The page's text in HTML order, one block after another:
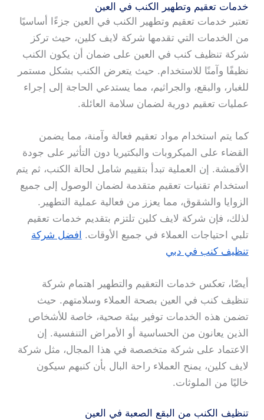
خدمات تعقيم وتطهير الكنب في العين
تعتبر خدمات تعقيم وتطهير الكنب في العين جزءًا أساسيًا
من الخدمات التي تقدمها شركة لايف كلين، حيث تركز
شركة تنظيف كنب في العين على ضمان أن يكون الكنب
نظيفًا وآمنًا للاستخدام. حيث يتعرض الكنب بشكل مستمر
للغبار، والبقع، والجراثيم، مما يستدعي الحاجة إلى إجراء
عمليات تعقيم دورية لضمان سلامة العائلة.
كما يتم استخدام مواد تعقيم فعالة وآمنة، مما يضمن
القضاء على الميكروبات والبكتيريا دون التأثير على جودة
الأقمشة. إن العملية تبدأ بتقييم شامل لحالة الكنب، ثم يتم
استخدام تقنيات تعقيم متقدمة لضمان الوصول إلى جميع
الزوايا والشقوق، مما يعزز من فعالية عملية التطهير.
لذلك، فإن شركة لايف كلين تلتزم بتقديم خدمات تعقيم
تلبي احتياجات العملاء في جميع الأوقات.
افضل شركة
تنظيف كنب في دبي
أيضًا، تعكس خدمات التعقيم والتطهير اهتمام شركة
تنظيف كنب في العين بصحة العملاء وسلامتهم. حيث
تضمن هذه الخدمات توفير بيئة صحية، خاصة للأشخاص
الذين يعانون من الحساسية أو الأمراض التنفسية. إن
الاعتماد على شركة متخصصة في هذا المجال، مثل شركة
لايف كلين، يمنح العملاء راحة البال بأن كنبهم سيكون
خاليًا من الملوثات.
تنظيف الكنب من البقع الصعبة في العين